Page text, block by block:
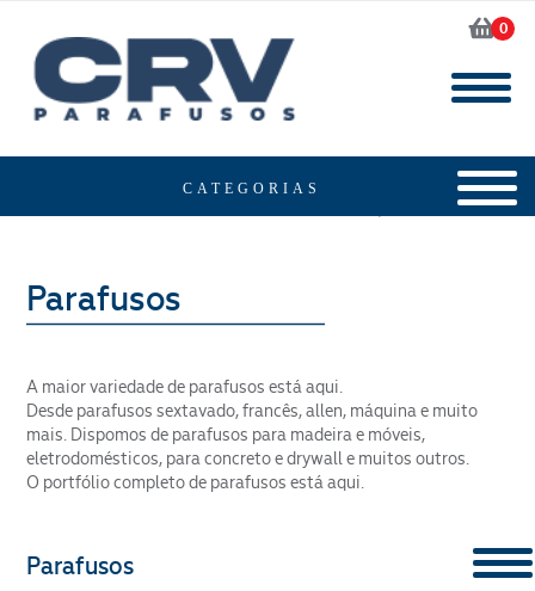
0
Parafusos
A maior variedade de parafusos está aqui.
Desde parafusos sextavado, francês, allen, máquina e muito
mais. Dispomos de parafusos para madeira e móveis,
eletrodomésticos, para concreto e drywall e muitos outros.
O portfólio completo de parafusos está aqui.
Parafusos